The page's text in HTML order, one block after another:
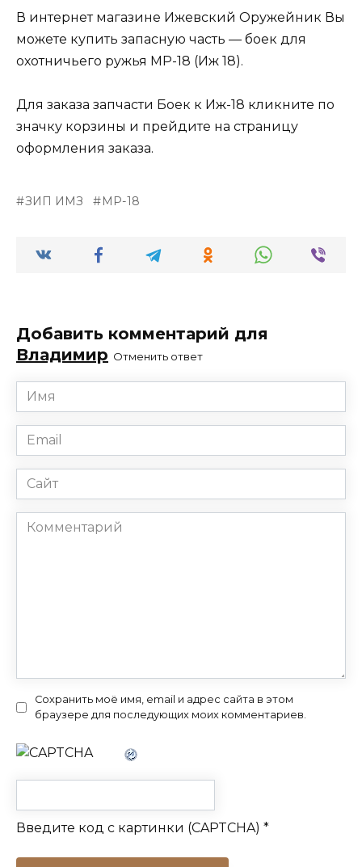
В интернет магазине Ижевский Оружейник Вы
можете купить запасную часть — боек для
охотничьего ружья МР-18 (Иж 18).
Для заказа запчасти Боек к Иж-18 кликните по
значку корзины и прейдите на страницу
оформления заказа.
ЗИП ИМЗ МР-18
Добавить комментарий для
Владимир Отменить ответ
Имя
*
Email
*
Сайт
Комментарий
Сохранить моё имя, email и адрес сайта в этом
браузере для последующих моих комментариев.
Введите код с картинки (CAPTCHA) *